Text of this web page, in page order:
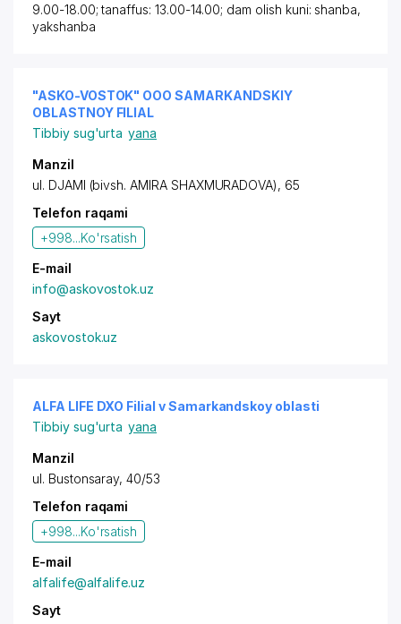
9.00-18.00; tanaffus: 13.00-14.00; dam olish kuni: shanba,
yakshanba
"ASKO-VOSTOK" OOO SAMARKANDSKIY
OBLASTNOY FILIAL
Tibbiy sug'urta yana
Manzil
ul. DJAMI (bivsh. AMIRA SHAXMURADOVA), 65
Telefon raqami
+998...Ko'rsatish
E-mail
info@askovostok.uz
Sayt
askovostok.uz
ALFA LIFE DXO Filial v Samarkandskoy oblasti
Tibbiy sug'urta yana
Manzil
ul. Bustonsaray, 40/53
Telefon raqami
+998...Ko'rsatish
E-mail
alfalife@alfalife.uz
Sayt